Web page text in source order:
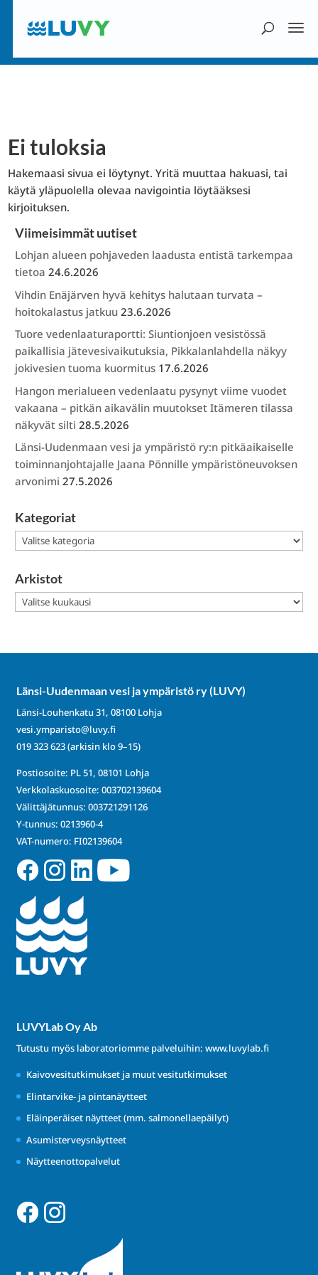
Ei tuloksia
Hakemaasi sivua ei löytynyt. Yritä muuttaa hakuasi, tai
käytä yläpuolella olevaa navigointia löytääksesi
kirjoituksen.
Viimeisimmät uutiset
Lohjan alueen pohjaveden laadusta entistä tarkempaa
tietoa 24.6.2026
Vihdin Enäjärven hyvä kehitys halutaan turvata –
hoitokalastus jatkuu 23.6.2026
Tuore vedenlaaturaportti: Siuntionjoen vesistössä
paikallisia jätevesivaikutuksia, Pikkalanlahdella näkyy
jokivesien tuoma kuormitus 17.6.2026
Hangon merialueen vedenlaatu pysynyt viime vuodet
vakaana – pitkän aikavälin muutokset Itämeren tilassa
näkyvät silti 28.5.2026
Länsi-Uudenmaan vesi ja ympäristö ry:n pitkäaikaiselle
toiminnanjohtajalle Jaana Pönnille ympäristöneuvoksen
arvonimi 27.5.2026
Kategoriat
Kategoriat
Arkistot
Arkistot
Länsi-Uudenmaan vesi ja ympäristö ry (LUVY)
Länsi-Louhenkatu 31, 08100 Lohja
vesi.ymparisto@luvy.fi
019 323 623(arkisin klo 9–15)
Postiosoite: PL 51, 08101 Lohja
Verkkolaskuosoite: 003702139604
Välittäjätunnus: 003721291126
Y-tunnus: 0213960-4
VAT-numero: FI02139604
LUVYLab Oy Ab
Tutustu myös laboratoriomme palveluihin: www.luvylab.fi
Kaivovesitutkimukset ja muut vesitutkimukset
Elintarvike- ja pintanäytteet
Eläinperäiset näytteet (mm. salmonellaepäilyt)
Asumisterveysnäytteet
Näytteenottopalvelut